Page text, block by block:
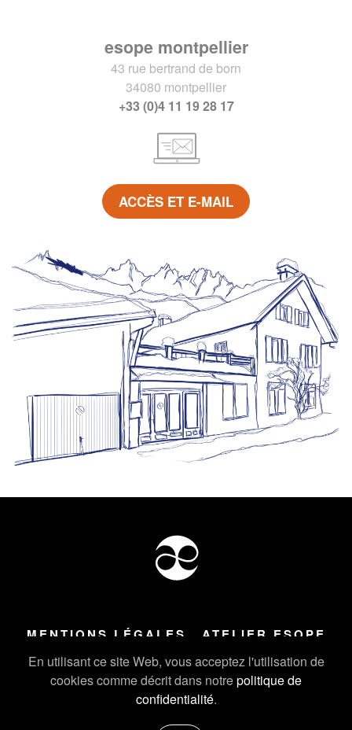
En utilisant ce site Web, vous acceptez l'utilisation de
cookies comme décrit dans notrepolitique de
confidentialité.
esope montpellier
43 rue bertrand de born
34080 montpellier
+33 (0)4 11 19 28 17
ACCÈS ET E-MAIL
MENTIONS LÉGALES ATELIER ESOPE